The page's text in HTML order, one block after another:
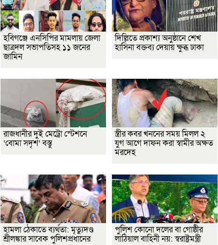
হবিগঞ্জে এনসিপির মামলায় জেলা
ছাত্রদল সভাপতিসহ ১১ জনের
জামিন
দিল্লিতে প্রকাশ্য অনুষ্ঠানে শেখ
হাসিনা বক্তব্য দেয়ায় ক্ষুব্ধ ঢাকা
রাজধানীর দুই মেট্রো স্টেশনে
‘বোমা সদৃশ’ বস্তু
স্ত্রীর কবর খননের সময় মিলল ২
যুগ আগে দাফন করা স্বামীর অক্ষত
মরদেহ
হামলা ঠেকাতে ব্যর্থতা: মৃত্যুদণ্ড
শ্রীলঙ্কার সাবেক পুলিশপ্রধানের
পুলিশ কোনো দলের বা গোষ্ঠীর
লাঠিয়াল বাহিনী নয়: স্বরাষ্ট্রমন্ত্রী